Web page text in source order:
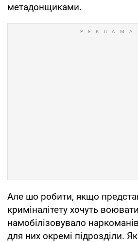
метадонщиками.
Але шо робити, якщо
криміналітету хочуть
намобілізовувало
для них окремі підрозділи.